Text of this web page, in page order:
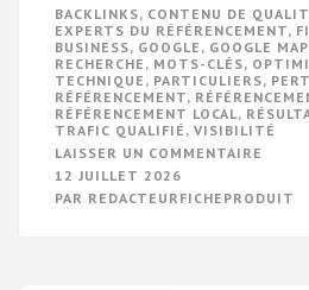
BACKLINKS, CONTENU DE
EXPERTS DU RÉFÉRENCEMENT,
BUSINESS, GOOGLE , GOOGLE
RECHERCHE , MOTS-CLÉS,
TECHNIQUE , PARTICULIERS,
RÉFÉRENCEMENT,
RÉFÉRENCEMENT LOCAL,
TRAFIC QUALIFIÉ , VISIBILITÉ
LAISSER UN COMMENTAIRE
SITE
12 JUILLET 2026
PAR REDACTEURFICHEPRODUIT